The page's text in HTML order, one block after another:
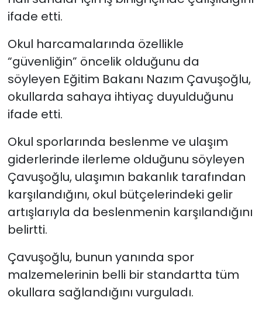
ifade etti.
Okul harcamalarında özellikle
“güvenliğin” öncelik olduğunu da
söyleyen Eğitim Bakanı Nazım Çavuşoğlu,
okullarda sahaya ihtiyaç duyulduğunu
ifade etti.
Okul sporlarında beslenme ve ulaşım
giderlerinde ilerleme olduğunu söyleyen
Çavuşoğlu, ulaşımın bakanlık tarafından
karşılandığını, okul bütçelerindeki gelir
artışlarıyla da beslenmenin karşılandığını
belirtti.
Çavuşoğlu, bunun yanında spor
malzemelerinin belli bir standartta tüm
okullara sağlandığını vurguladı.